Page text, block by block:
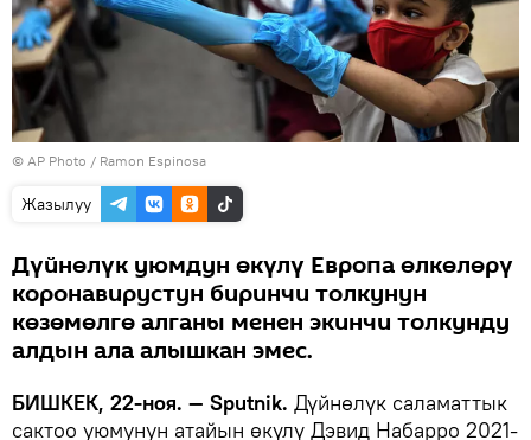
© AP Photo / Ramon Espinosa
Жазылуу
Дүйнөлүк уюмдун өкүлү Европа өлкөлөрү
коронавирустун биринчи толкунун
көзөмөлгө алганы менен экинчи толкунду
алдын ала алышкан эмес.
БИШКЕК, 22-ноя. — Sputnik. Дүйнөлүк саламаттык
сактоо уюмунун атайын өкүлү Дэвид Набарро 2021-